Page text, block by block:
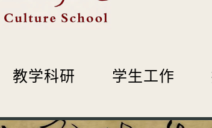
教学科研 学生工作